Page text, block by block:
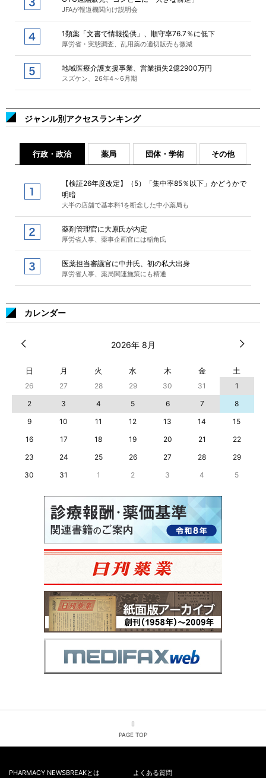
JFAが報道機関向け説明会
1類薬「文書で情報提供」、順守率76.7％に低下
厚労省・実態調査、乱用薬の適切販売も微減
地域医療介護支援事業、営業損失2億2900万円
スズケン、26年4～6月期
ジャンル別アクセスランキング
行政・政治 薬局 団体・学術 その他
【検証26年度改定】（5）「集中率85％以下」かどうかで
明暗
大半の店舗で基本料1を断念した中小薬局も
薬剤管理官に大原氏が内定
厚労省人事、薬事企画官には稲角氏
医薬担当審議官に中井氏、初の私大出身
厚労省人事、薬局関連施策にも精通
カレンダー
2026年 8月
日 月 火 水 木 金 土
26 27 28 29 30 31
1
2
3 4 5 6 7
8
9
10 11 12 13 14
15
16
17 18 19 20 21
22
23
24 25 26 27 28
29
30
31 1 2 3 4 5
PAGE TOP
PHARMACY NEWSBREAKとは よくある質問